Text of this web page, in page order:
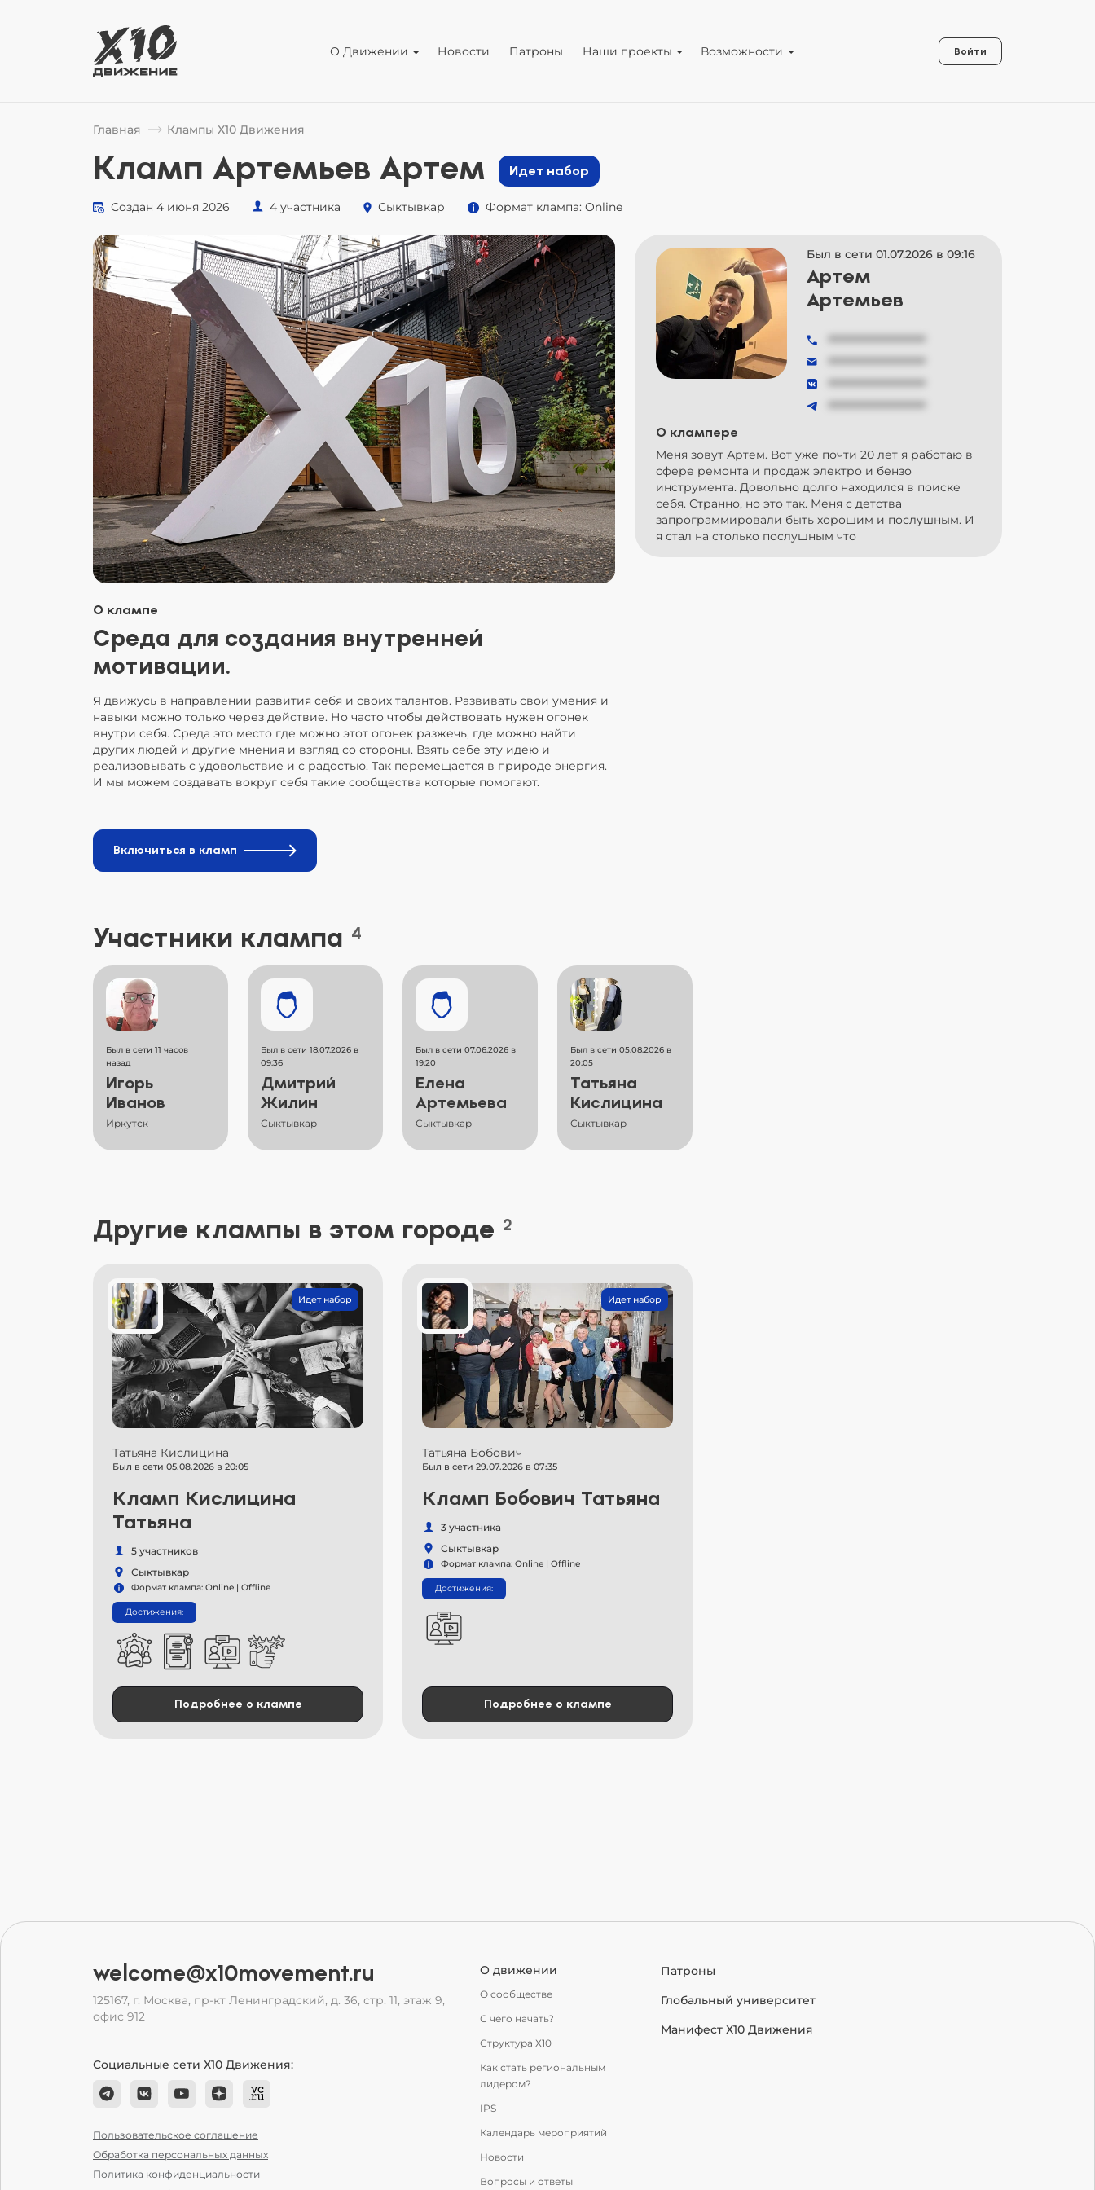
О Движении Новости Патроны Наши проекты Возможности Войти
Главная Клампы Х10 Движения
Кламп Артемьев Артем Идет набор
Создан 4 июня 2026 4 участника Сыктывкар Формат клампа: Online
О клампе
Среда для создания внутренней
мотивации.
Я движусь в направлении развития себя и своих талантов. Развивать свои умения и
навыки можно только через действие. Но часто чтобы действовать нужен огонек
внутри себя. Среда это место где можно этот огонек разжечь, где можно найти
других людей и другие мнения и взгляд со стороны. Взять себе эту идею и
реализовывать с удовольствие и с радостью. Так перемещается в природе энергия.
И мы можем создавать вокруг себя такие сообщества которые помогают.
Включиться в кламп
Был в сети 01.07.2026 в 09:16
Артем
Артемьев
О клампере
Меня зовут Артем. Вот уже почти 20 лет я работаю в
сфере ремонта и продаж электро и бензо
инструмента. Довольно долго находился в поиске
себя. Странно, но это так. Меня с детства
запрограммировали быть хорошим и послушным. И
я стал на столько послушным что
Участники клампа 4
Был в сети 11 часов
назад
Игорь
Иванов
Иркутск
Был в сети 18.07.2026 в
09:36
Дмитрий
Жилин
Сыктывкар
Был в сети 07.06.2026 в
19:20
Елена
Артемьева
Сыктывкар
Был в сети 05.08.2026 в
20:05
Татьяна
Кислицина
Сыктывкар
Другие клампы в этом городе 2
Идет набор
Татьяна Кислицина
Был в сети 05.08.2026 в 20:05
Кламп Кислицина
Татьяна
5 участников
Сыктывкар
Формат клампа: Online | Offline
Достижения:
Подробнее о клампе
Идет набор
Татьяна Бобович
Был в сети 29.07.2026 в 07:35
Кламп Бобович Татьяна
3 участника
Сыктывкар
Формат клампа: Online | Offline
Достижения:
Подробнее о клампе
welcome@x10movement.ru
125167, г. Москва, пр-кт Ленинградский, д. 36, стр. 11, этаж 9,
офис 912
Социальные сети Х10 Движения:
Пользовательское соглашение
Обработка персональных данных
Политика конфиденциальности
О движении
О сообществе
С чего начать?
Структура Х10
Как стать региональным
лидером?
IPS
Календарь мероприятий
Новости
Вопросы и ответы
Патроны
Глобальный университет
Манифест Х10 Движения